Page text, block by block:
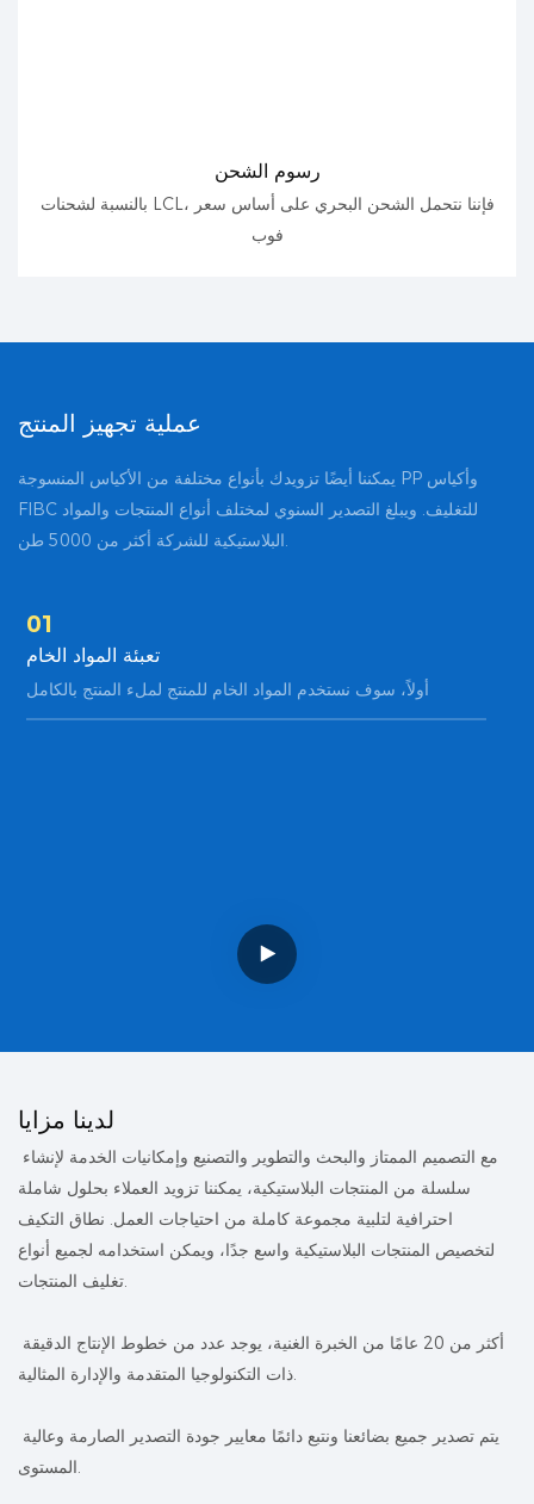
رسوم الشحن
بالنسبة لشحنات LCL، فإننا نتحمل الشحن البحري على أساس سعر
فوب
عملية تجهيز المنتج
يمكننا أيضًا تزويدك بأنواع مختلفة من الأكياس المنسوجة PP وأكياس
FIBC للتغليف. ويبلغ التصدير السنوي لمختلف أنواع المنتجات والمواد
01
تعبئة المواد الخام
أولاً، سوف نستخدم المواد الخام للمنتج لملء المنتج بالكامل
لدينا مزايا
سلسلة من المنتجات البلاستيكية، يمكننا تزويد العملاء بحلول شاملة
احترافية لتلبية مجموعة كاملة من احتياجات العمل. نطاق التكيف
لتخصيص المنتجات البلاستيكية واسع جدًا، ويمكن استخدامه لجميع أنواع
تغليف المنتجات.
ذات التكنولوجيا المتقدمة والإدارة المثالية.
المستوى.